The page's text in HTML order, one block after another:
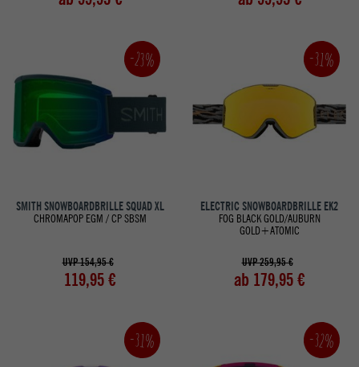
-23%
SMITH SNOWBOARDBRILLE SQUAD XL
CHROMAPOP EGM / CP SBSM
UVP 154,95 €
119,95 €
-31%
ELECTRIC SNOWBOARDBRILLE EK2
FOG BLACK GOLD/AUBURN
GOLD+ATOMIC
UVP 259,95 €
ab 179,95 €
-31% -32%